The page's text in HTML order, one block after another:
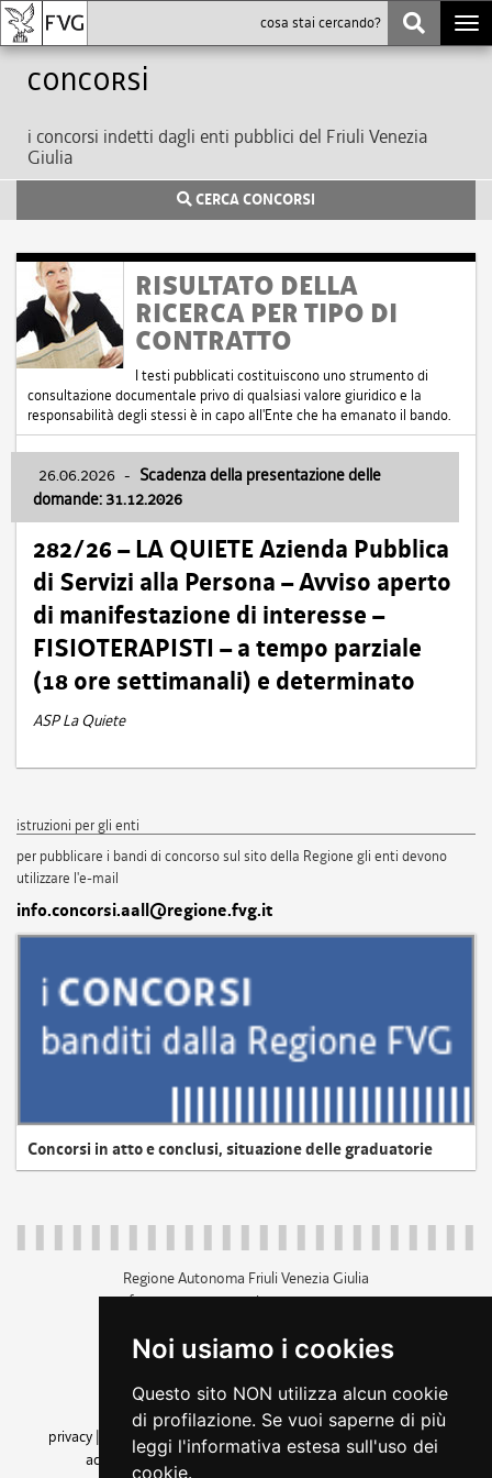
Noi usiamo i cookies
Questo sito NON utilizza alcun cookie
di profilazione. Se vuoi saperne di più
leggi l'informativa estesa sull'uso dei
cookie.
Concorsi
i concorsi indetti dagli enti pubblici del Friuli Venezia
Giulia
CERCA CONCORSI
RISULTATO DELLA
RICERCA PER TIPO DI
CONTRATTO
I testi pubblicati costituiscono uno strumento di
consultazione documentale privo di qualsiasi valore giuridico e la
responsabilità degli stessi è in capo all'Ente che ha emanato il bando.
26.06.2026 - Scadenza della presentazione delle
domande: 31.12.2026
282/26 – LA QUIETE Azienda Pubblica
di Servizi alla Persona – Avviso aperto
di manifestazione di interesse –
FISIOTERAPISTI – a tempo parziale
(18 ore settimanali) e determinato
ASP La Quiete
istruzioni per gli enti
per pubblicare i bandi di concorso sul sito della Regione gli enti devono
utilizzare l'e-mail
info.concorsi.aall@regione.fvg.it
Concorsi in atto e conclusi, situazione delle graduatorie
Regione Autonoma Friuli Venezia Giulia
c.f. 80014930327; p.iva 00526040324
+39 040 3771111
amministrazione trasparente
privacy
cookie |note legali accessibilità
dichiarazione di
accessibilità| feedback cambio preferenze cookie